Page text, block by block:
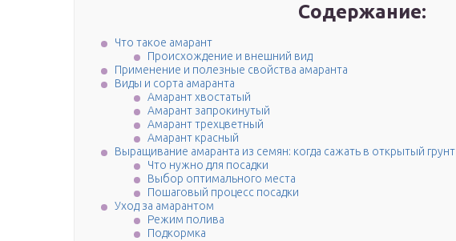
Содержание:
Что такое амарант
Происхождение и внешний вид
Применение и полезные свойства амаранта
Виды и сорта амаранта
Амарант хвостатый
Амарант запрокинутый
Амарант трехцветный
Амарант красный
Выращивание амаранта из семян: когда сажать в открытый грунт
Что нужно для посадки
Выбор оптимального места
Пошаговый процесс посадки
Уход за амарантом
Режим полива
Подкормка